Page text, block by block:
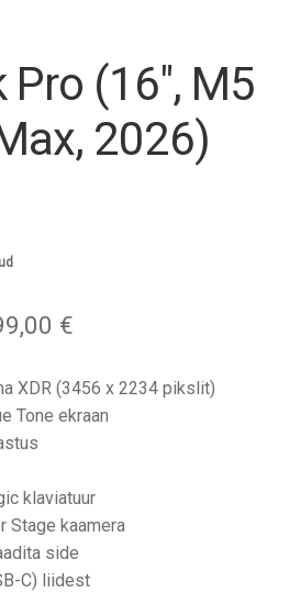
(16″, M5
2026)
€Hinnavahemik:
kuni
5899,00 €
XDR (3456 x 2234 pikslit)
Tone ekraan
klaviatuur
Stage kaamera
side
C) liidest